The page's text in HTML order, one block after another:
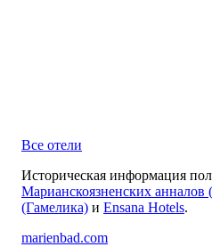
Все отели
Историческая информация
Марианскоязненских анналов
(Гамелика) и Ensana Hotels.
marienbad.com